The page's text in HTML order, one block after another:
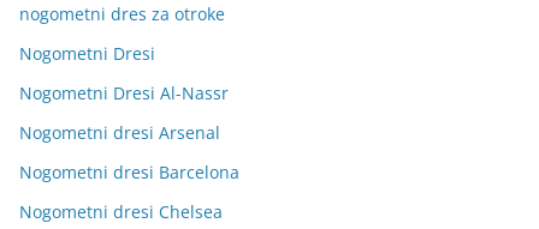
nogometni dres za otroke
Nogometni Dresi
Nogometni Dresi Al-Nassr
Nogometni dresi Arsenal
Nogometni dresi Barcelona
Nogometni dresi Chelsea